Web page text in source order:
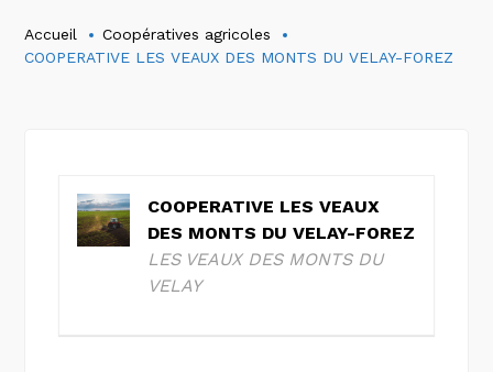
Accueil
Coopératives agricoles
COOPERATIVE LES VEAUX DES MONTS DU VELAY-FOREZ
COOPERATIVE LES VEAUX
DES MONTS DU VELAY-FOREZ
LES VEAUX DES MONTS DU
VELAY